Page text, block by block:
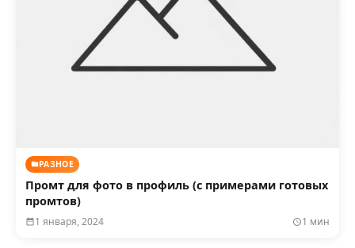
РАЗНОЕ
Промт для фото в профиль (с примерами готовых
промтов)
1 января, 2024 1 мин